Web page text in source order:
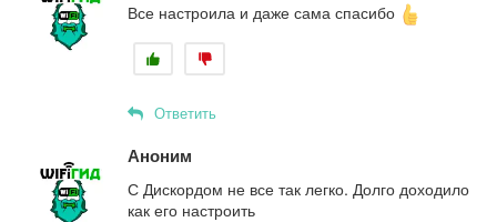
Все настроила и даже сама спасибо
Ответить
Аноним
С Дискордом не все так легко. Долго доходило
как его настроить